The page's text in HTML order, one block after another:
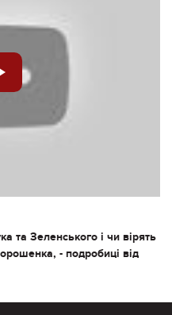
та Зеленського і чи вірять
- подробиці від